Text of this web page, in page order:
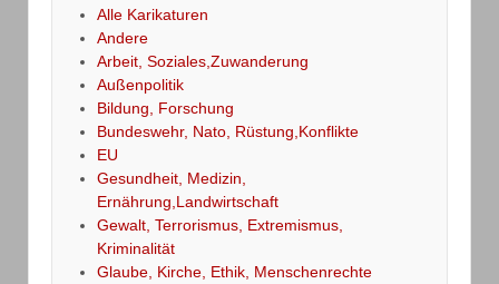
Alle Karikaturen
Andere
Arbeit, Soziales,Zuwanderung
Außenpolitik
Bildung, Forschung
Bundeswehr, Nato, Rüstung,Konflikte
EU
Gesundheit, Medizin,
Ernährung,Landwirtschaft
Gewalt, Terrorismus, Extremismus,
Kriminalität
Glaube, Kirche, Ethik, Menschenrechte